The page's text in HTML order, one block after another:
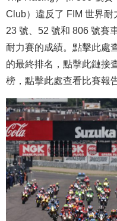
Club）違反了 FIM 世界耐
23 號、52 號和 806 號賽
耐力賽的成績。點擊此處
的最終排名，點擊此鏈接
榜，點擊此處查看比賽報